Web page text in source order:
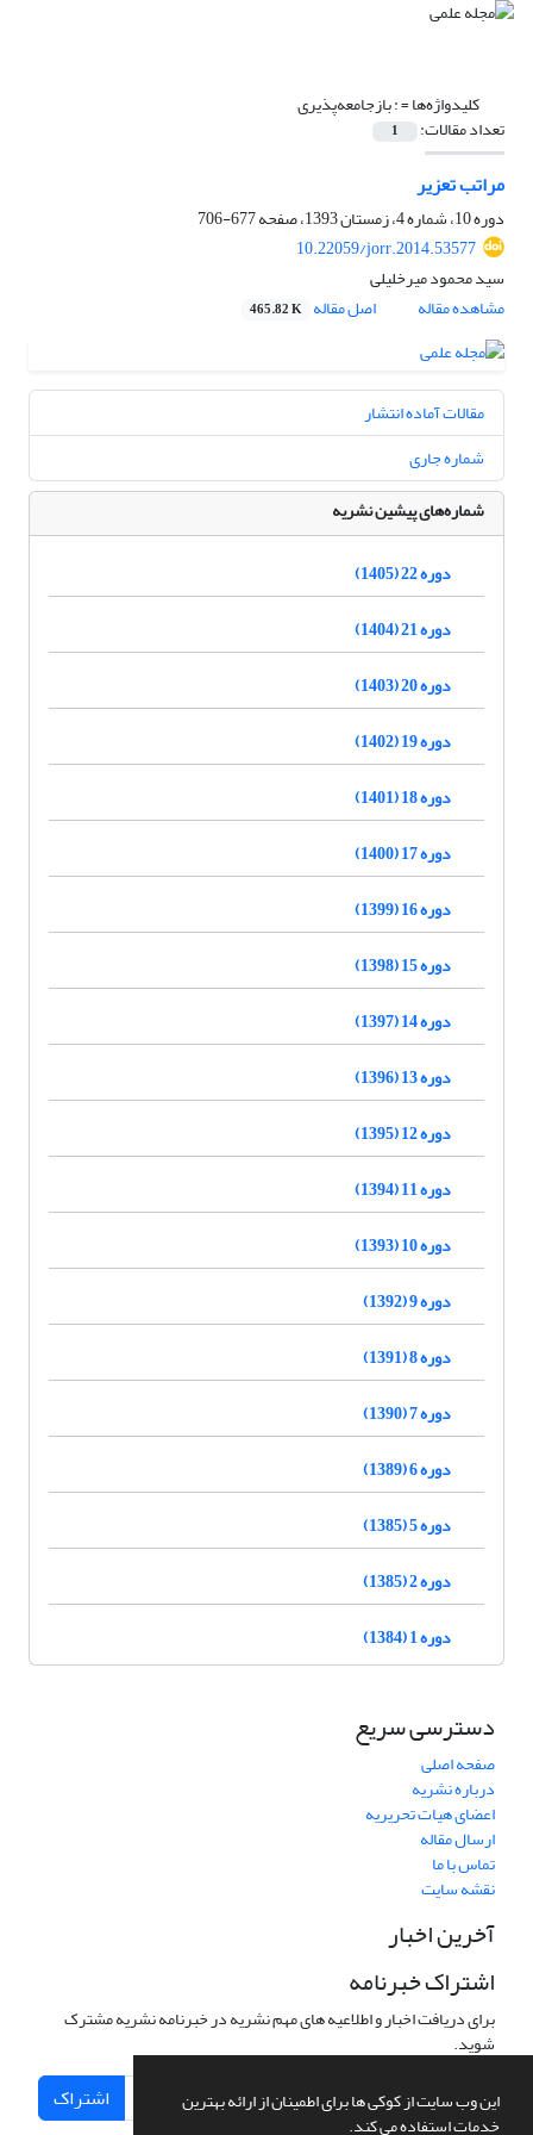
این وب سایت از کوکی ها برای اطمینان از ارائه بهترین
خدمات استفاده می کند.
کلیدواژه‌ها =: بازجامعه‌پذیری
تعداد مقالات: 1
مراتب تعزیر
دوره 10، شماره 4، زمستان 1393، صفحه
677-706
10.22059/jorr.2014.53577
سید محمود میرخلیلی
مشاهده مقاله
اصل مقاله 465.82 K
مقالات آماده انتشار
شماره جاری
شماره‌های پیشین نشریه
دوره 22 (1405)
دوره 21 (1404)
دوره 20 (1403)
دوره 19 (1402)
دوره 18 (1401)
دوره 17 (1400)
دوره 16 (1399)
دوره 15 (1398)
دوره 14 (1397)
دوره 13 (1396)
دوره 12 (1395)
دوره 11 (1394)
دوره 10 (1393)
دوره 9 (1392)
دوره 8 (1391)
دوره 7 (1390)
دوره 6 (1389)
دوره 5 (1385)
دوره 2 (1385)
دوره 1 (1384)
دسترسی سریع
صفحه اصلی
درباره نشریه
اعضای هیات تحریریه
ارسال مقاله
تماس با ما
نقشه سایت
آخرین اخبار
اشتراک خبرنامه
برای دریافت اخبار و اطلاعیه های مهم نشریه در خبرنامه نشریه مشترک
شوید.
اشتراک